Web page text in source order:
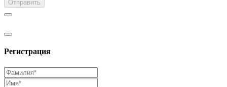
Отправить
Регистрация